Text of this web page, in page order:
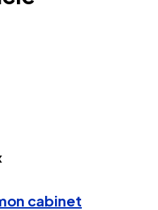
cabinet